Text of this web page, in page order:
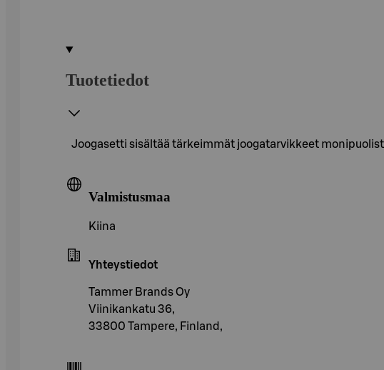
Tuotetiedot
Joogasetti sisältää tärkeimmät joogatarvikkeet
Valmistusmaa
Kiina
Yhteystiedot
Tammer Brands Oy
Viinikankatu 36,
33800 Tampere, Finland,